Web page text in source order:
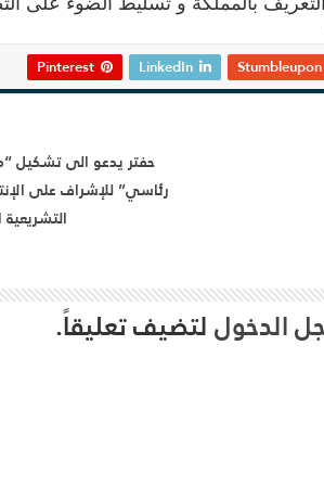
Stumbleupon
LinkedIn
Pinterest
حفتر يدعو الى تشكيل
رئاسي” للإشراف على
التشريعية
الدخوللتضيف تعليقاً.